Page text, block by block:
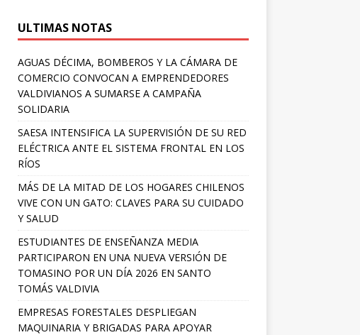
ULTIMAS NOTAS
AGUAS DÉCIMA, BOMBEROS Y LA CÁMARA DE
COMERCIO CONVOCAN A EMPRENDEDORES
VALDIVIANOS A SUMARSE A CAMPAÑA
SOLIDARIA
SAESA INTENSIFICA LA SUPERVISIÓN DE SU RED
ELÉCTRICA ANTE EL SISTEMA FRONTAL EN LOS
RÍOS
MÁS DE LA MITAD DE LOS HOGARES CHILENOS
VIVE CON UN GATO: CLAVES PARA SU CUIDADO
Y SALUD
ESTUDIANTES DE ENSEÑANZA MEDIA
PARTICIPARON EN UNA NUEVA VERSIÓN DE
TOMASINO POR UN DÍA 2026 EN SANTO
TOMÁS VALDIVIA
EMPRESAS FORESTALES DESPLIEGAN
MAQUINARIA Y BRIGADAS PARA APOYAR